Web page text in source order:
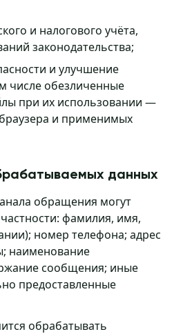
и налогового учёта,
законодательства;
и улучшение
числе обезличенные
при их использовании —
и применимых
данных
обращения могут
фамилия, имя,
номер телефона; адрес
наименование
сообщения; иные
предоставленные
обрабатывать